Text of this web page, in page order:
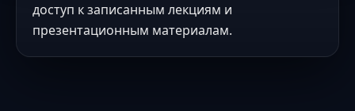
доступ к записанным лекциям и
презентационным материалам.